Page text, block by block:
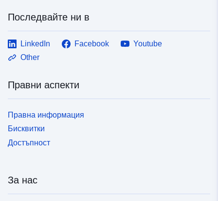
Последвайте ни в
LinkedIn Facebook
Youtube
Other
Правни аспекти
Правна информация
Бисквитки
Достъпност
За нас